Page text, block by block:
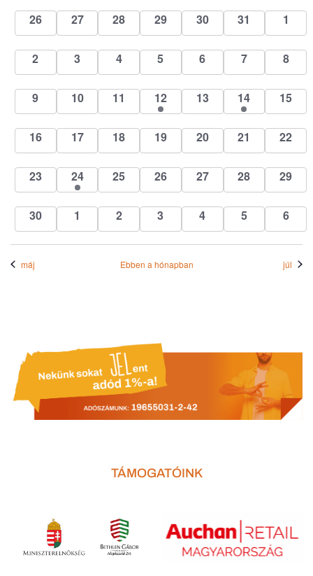
és
nézet
naptár
0
események
26
0
események
27
0
események
28
0
események
29
0
események
30
0
események
31
0
1
0
események
2
0
események
3
0
események
4
0
események
5
0
események
6
0
események
7
0
8
0
események
9
0
események
10
0
események
11
1
esemény
12
0
események
13
1
esemény
14
0
15
0
események
16
0
események
17
0
események
18
0
események
19
0
események
20
0
események
21
0
22
0
események
23
1
esemény
24
0
események
25
0
események
26
0
események
27
0
események
28
0
29
0
események
30
0
események
1
0
események
2
0
események
3
0
események
4
0
események
5
0
6
máj Ebben a hónapban júl
TÁMOGATÓINK